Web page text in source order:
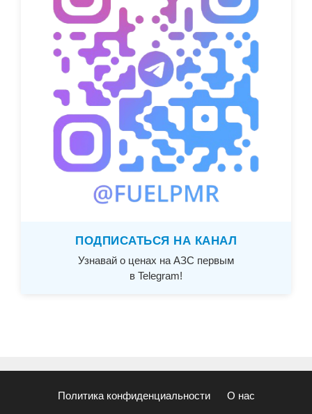
ПОДПИСАТЬСЯ НА КАНАЛ
Узнавай о ценах на АЗС первым
в Telegram!
Политика конфиденциальности О нас